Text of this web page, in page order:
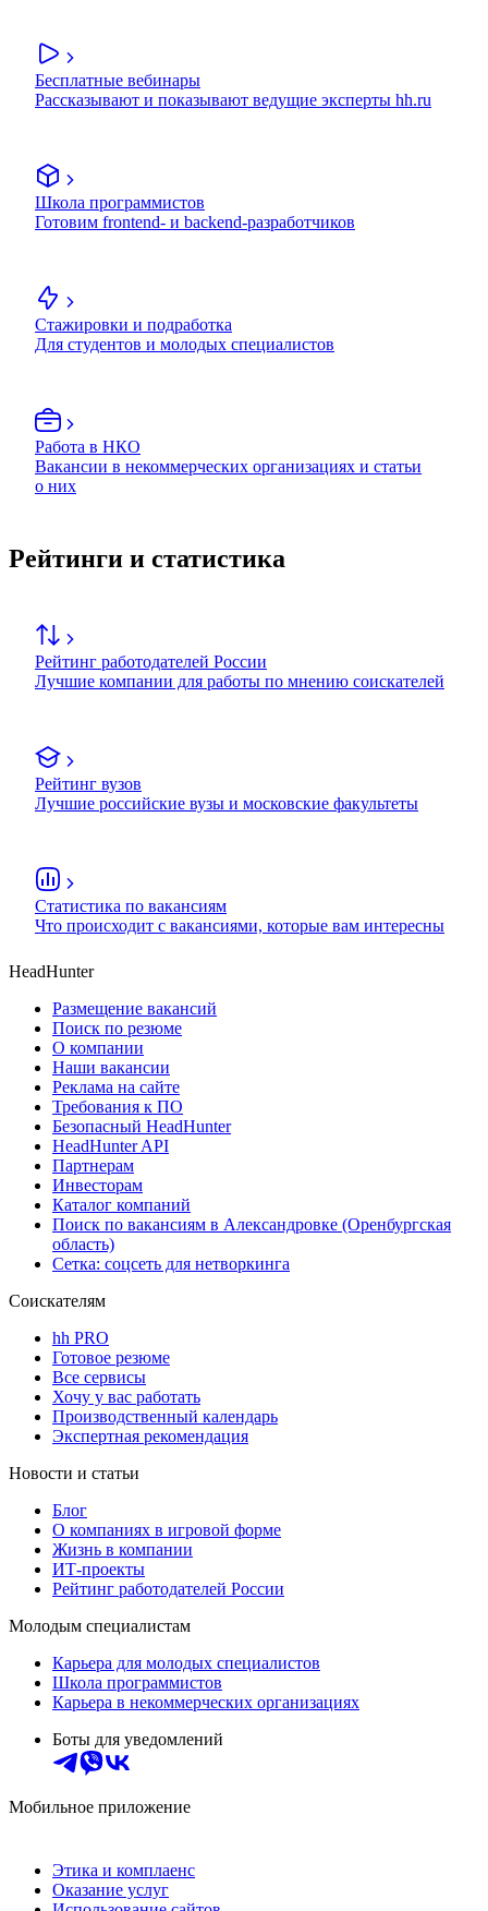
Бесплатные вебинары
Рассказывают и показывают ведущие эксперты hh.ru
Школа программистов
Готовим frontend- и backend-разработчиков
Стажировки и подработка
Для студентов и молодых специалистов
Работа в НКО
Вакансии в некоммерческих организациях и статьи
о них
Рейтинги и статистика
Рейтинг работодателей России
Лучшие компании для работы по мнению соискателей
Рейтинг вузов
Лучшие российские вузы и московские факультеты
Статистика по вакансиям
Что происходит с вакансиями, которые вам интересны
HeadHunter
Размещение вакансий
Поиск по резюме
О компании
Наши вакансии
Реклама на сайте
Требования к ПО
Безопасный HeadHunter
HeadHunter API
Партнерам
Инвесторам
Каталог компаний
Поиск по вакансиям в Александровке (Оренбургская
область)
Сетка: соцсеть для нетворкинга
Соискателям
hh PRO
Готовое резюме
Все сервисы
Хочу у вас работать
Производственный календарь
Экспертная рекомендация
Новости и статьи
Блог
О компаниях в игровой форме
Жизнь в компании
ИТ-проекты
Рейтинг работодателей России
Молодым специалистам
Карьера для молодых специалистов
Школа программистов
Карьера в некоммерческих организациях
Боты для уведомлений
Мобильное приложение
Этика и комплаенс
Оказание услуг